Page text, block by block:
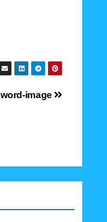
word-image